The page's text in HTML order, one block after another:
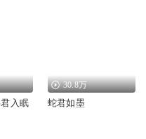
入眠
30.8万
蛇君如墨